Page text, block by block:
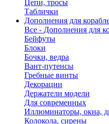
Цепи, тросы
Таблички
Дополнения для
Все - Дополнения для
Бейфуты
Блоки
Бочки, ведра
Вант-путенсы
Гребные винты
Декорации
Держатели модели
Для современных
Иллюминаторы, окна,
Колокола, сирены